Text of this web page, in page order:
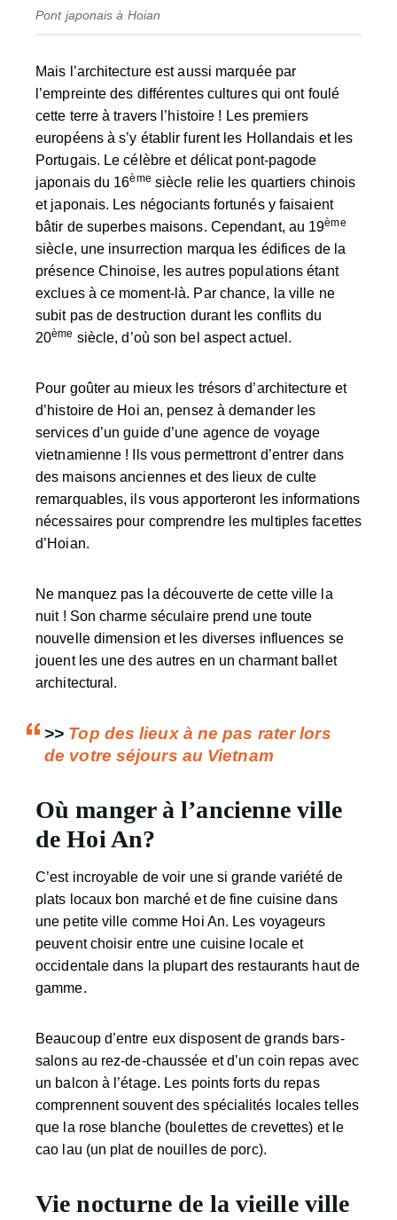
Pont japonais à Hoian
Mais l’architecture est aussi marquée par
l’empreinte des différentes cultures qui ont foulé
cette terre à travers l’histoire ! Les premiers
européens à s’y établir furent les Hollandais et les
Portugais. Le célèbre et délicat pont-pagode
japonaisdu 16ème siècle relie les quartiers chinois
et japonais. Les négociants fortunés y faisaient
bâtir de superbes maisons. Cependant, au 19ème
siècle, une insurrection marqua les édifices de la
présence Chinoise, les autres populations étant
exclues à ce moment-là. Par chance, la ville ne
subit pas de destruction durant les conflits du
20ème siècle, d’où son bel aspect actuel.
Pour goûter au mieux les trésors d’architecture et
d’histoire de Hoi an, pensez à demander les
services d’un guide d’une agence de voyage
vietnamienne ! Ils vous permettront d’entrer dans
des maisons anciennes et des lieux de culte
remarquables, ils vous apporteront les informations
nécessaires pour comprendre les multiplesfacettes
d’Hoian.
Ne manquez pas la découverte de cette ville la
nuit ! Son charme séculaire prend une toute
nouvelle dimension et les diverses influences se
jouent les une des autres en un charmant ballet
architectural.
>> Top des lieux à ne pas rater lors
de votre séjours au Vietnam
Où manger à l’ancienne ville
de Hoi An?
C’est incroyable de voir une si grande variété de
plats locaux bon marché et de fine cuisine dans
une petite ville comme Hoi An. Les voyageurs
peuvent choisir entre une cuisine locale et
occidentale dans la plupart des restaurants haut de
gamme.
Beaucoup d’entre eux disposent de grands bars-
salons au rez-de-chaussée et d’un coin repas avec
un balcon à l’étage. Les points forts du repas
comprennent souvent des spécialités locales telles
que la rose blanche (boulettes de crevettes) et le
cao lau (un plat de nouilles de porc).
Vie nocturne de la vieille ville